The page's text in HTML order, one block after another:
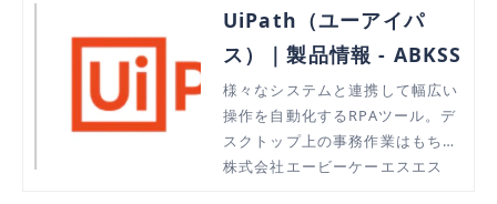
UiPath（ユーアイパ
ス）｜製品情報 - ABKSS
様々なシステムと連携して幅広い
操作を自動化するRPAツール。デ
スクトップ上の事務作業はもちろ
ん、Webアプリやブラウザからの
株式会社エービーケーエスエス